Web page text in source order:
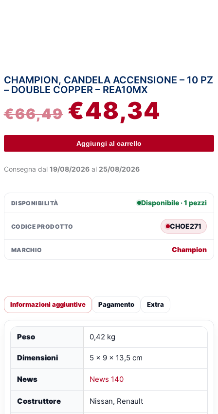
CHAMPION, CANDELA ACCENSIONE – 10 PZ
– DOUBLE COPPER – REA10MX
€66,49
IL
PREZZO
ORIGINALE
ERA:
€66,49.
€48,34
IL
È:
Champion,
candela
-
pz
Copper
REA10MX
quantità
Aggiungi al carrello
Consegna dal 19/08/2026al 25/08/2026
DISPONIBILITÀ Disponibile · 1 pezzi
CODICE PRODOTTO CHOE271
MARCHIO Champion
Informazioni aggiuntive Pagamento Extra
Peso 0,42 kg
Dimensioni 5 × 9 × 13,5 cm
News News 140
Costruttore Nissan, Renault